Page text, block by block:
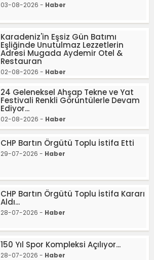
03-08-2026 - Haber
Karadeniz'in Eşsiz Gün Batımı
Eşliğinde Unutulmaz Lezzetlerin
Adresi Mugada Aydemir Otel &
Restauran
02-08-2026 - Haber
24 Geleneksel Ahşap Tekne ve Yat
Festivali Renkli Görüntülerle Devam
Ediyor...
02-08-2026 - Haber
CHP Bartın Örgütü Toplu İstifa Etti
29-07-2026 - Haber
CHP Bartın Örgütü Toplu İstifa Kararı
Aldı...
28-07-2026 - Haber
150 Yıl Spor Kompleksi Açılıyor...
28-07-2026 - Haber